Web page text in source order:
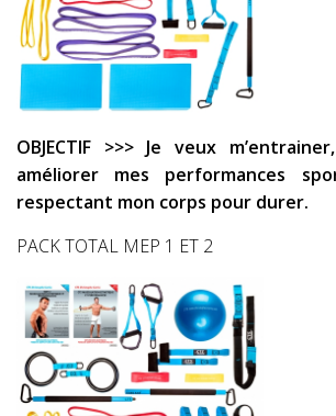
OBJECTIF >>> Je veux
améliorer mes performances
respectant mon corps pour durer.
PACK TOTAL MEP 1 ET 2